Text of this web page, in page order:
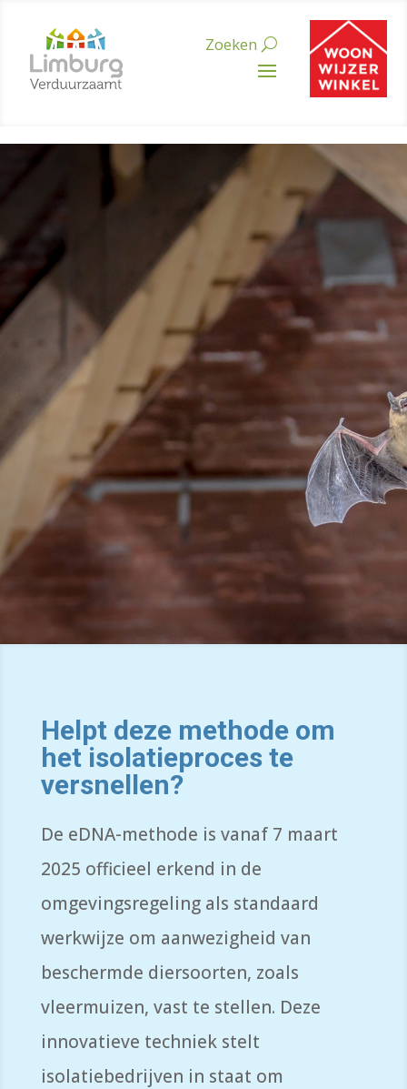
Helpt deze methode om
het isolatieproces te
versnellen?
De eDNA-methode is vanaf 7 maart
2025 officieel erkend in de
omgevingsregeling als standaard
werkwijze om aanwezigheid van
beschermde diersoorten, zoals
vleermuizen, vast te stellen. Deze
innovatieve techniek stelt
isolatiebedrijven in staat om